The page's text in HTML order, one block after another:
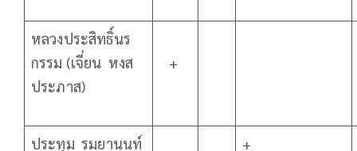
หลวงประสิทธิ์นร
กรรม (เจี่ยน หงส
ประภาส)
+
ประทุม รมยานนท์ +